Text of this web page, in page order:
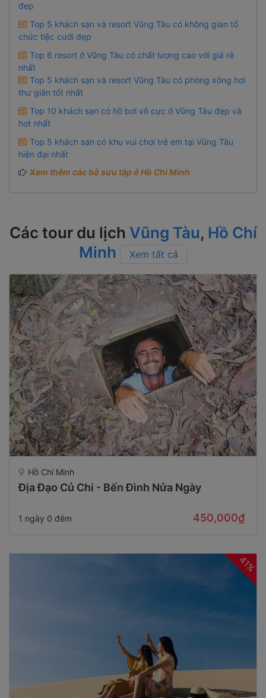
đẹp
Top 5 khách sạn và resort Vũng Tàu có không gian tổ
chức tiệc cưới đẹp
Top 6 resort ở Vũng Tàu có chất lượng cao với giá rẻ
nhất
Top 5 khách sạn và resort Vũng Tàu có phòng xông hơi
thư giãn tốt nhất
Top 10 khách sạn có hồ bơi vô cực ở Vũng Tàu đẹp và
hot nhất
Top 5 khách sạn có khu vui chơi trẻ em tại Vũng Tàu
hiện đại nhất
Xem thêm các bộ sưu tập ở Hồ Chí Minh
Các tour du lịch Vũng Tàu, Hồ Chí
Minh
Xem tất cả
Hồ Chí Minh
Địa Đạo Củ Chi - Bến Đình Nửa Ngày
1 ngày 0 đêm 450,000₫
41%